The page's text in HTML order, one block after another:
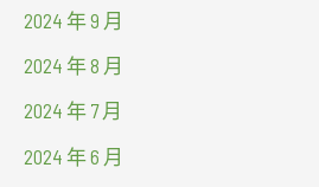
2024 年 9 月
2024 年 8 月
2024 年 7 月
2024 年 6 月